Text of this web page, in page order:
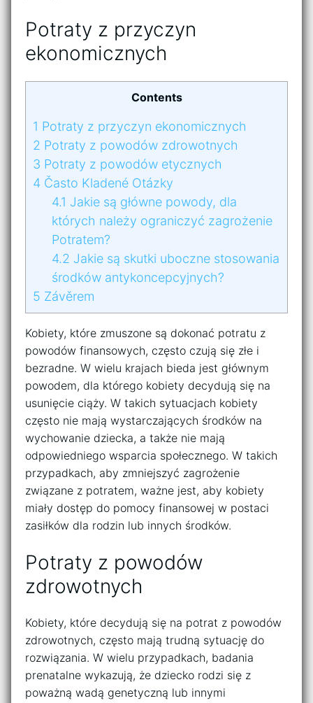
Potraty z przyczyn
ekonomicznych
Contents
1 Potraty z przyczyn ekonomicznych
2 Potraty z powodów zdrowotnych
3 Potraty z powodów etycznych
4 Často Kladené Otázky
4.1 Jakie są główne powody, dla
których należy ograniczyć zagrożenie
Potratem?
4.2 Jakie są skutki uboczne stosowania
środków antykoncepcyjnych?
5 Závěrem
Kobiety, które zmuszone są dokonać potratu z
powodów finansowych, często czują się złe i
bezradne. W wielu krajach bieda jest głównym
powodem, dla którego kobiety decydują się na
usunięcie ciąży. W takich sytuacjach kobiety
często nie mają wystarczających środków na
wychowanie dziecka, a także nie mają
odpowiedniego wsparcia społecznego. W takich
przypadkach, aby zmniejszyć zagrożenie
związane z potratem, ważne jest, aby kobiety
miały dostęp do pomocy finansowej w postaci
zasiłków dla rodzin lub innych środków.
Potraty z powodów
zdrowotnych
Kobiety, które decydują się na potrat z powodów
zdrowotnych, często mają trudną sytuację do
rozwiązania. W wielu przypadkach, badania
prenatalne wykazują, że dziecko rodzi się z
poważną wadą genetyczną lub innymi